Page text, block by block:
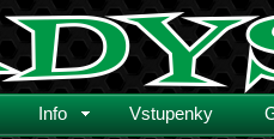
Info Vstupenky